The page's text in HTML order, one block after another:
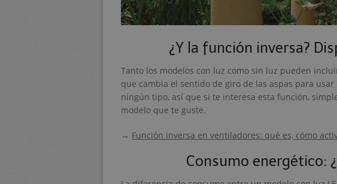
¿Y la función inversa?
Tanto los modelos con luz como sin luz pueden
que cambia el sentido de giro de las aspas para
ningún tipo, así que si te interesa esta función,
modelo que te guste.
→ Función inversa en ventiladores: qué es, cómo
Consumo energético: